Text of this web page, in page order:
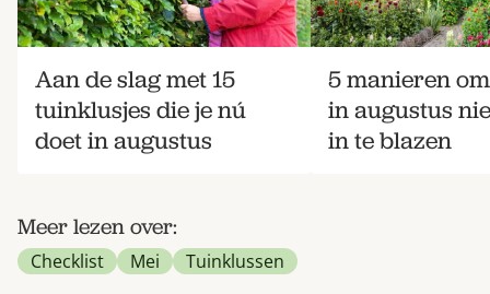
Aan de slag met 15
tuinklusjes die je nú
doet in augustus
5 manieren
in augustus
in te blazen
Meer lezen over:
Checklist Mei Tuinklussen